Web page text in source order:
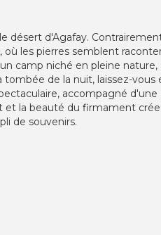
désert d'Agafay.
les pierres semblent
camp niché en pleine
de la nuit, laissez-vous
accompagné d'une
et la beauté du firmament
de souvenirs.